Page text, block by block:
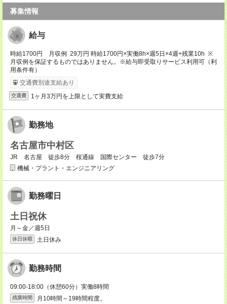
募集情報
給与
時給1700円 月収例 29万円 時給1700円×実働8h×週5日×4週+残業10h ※
月収例を保証するものではありません。※給与即受取りサービス利用可（利
用条件有）
交通費別途支給あり
交通費 1ヶ月3万円を上限として実費支給
勤務地
名古屋市中村区
JR 名古屋 徒歩8分 桜通線 国際センター 徒歩7分
機械・プラント・エンジニアリング
勤務曜日
土日祝休
月～金／週5日
休日休暇 土日休み
勤務時間
09:00-18:00（休憩60分）実働8時間
残業時間
月10時間～19時間程度。